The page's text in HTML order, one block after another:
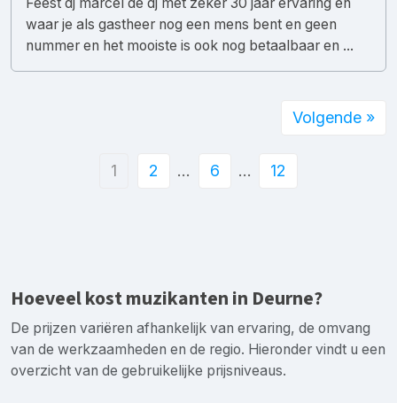
waar je als gastheer nog een mens bent en geen
nummer en het mooiste is ook nog betaalbaar en ...
1 2 … 6 … 12
Volgende »
Hoeveel kost muzikanten in Deurne?
De prijzen variëren afhankelijk van ervaring, de omvang
van de werkzaamheden en de regio. Hieronder vindt u een
overzicht van de gebruikelijke prijsniveaus.